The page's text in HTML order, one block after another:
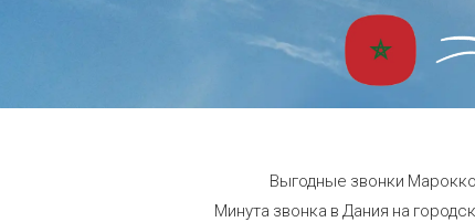
Выгодные звонки
Минута звонка в Дания на